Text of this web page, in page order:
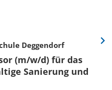
Deggendorf
(m/w/d) für das
Sanierung und
Eine